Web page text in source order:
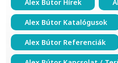
Alex Bútor Hírek
Alex Bútor Katalógusok
Alex Bútor Referenciák